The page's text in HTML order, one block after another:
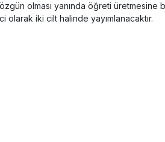
olması yanında öğreti
iki cilt halinde yayımlanacaktır.